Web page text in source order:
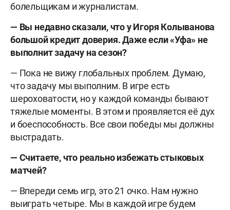
болельщикам и журналистам.
— Вы недавно сказали, что у Игоря Колыванова
большой кредит доверия. Даже если «Уфа» не
выполнит задачу на сезон?
— Пока не вижу глобальных проблем. Думаю,
что задачу мы выполним. В игре есть
шероховатости, но у каждой команды бывают
тяжелые моменты. В этом и проявляется её дух
и боеспособность. Все свои победы мы должны
выстрадать.
— Считаете, что реально избежать стыковых
матчей?
— Впереди семь игр, это 21 очко. Нам нужно
выиграть четыре. Мы в каждой игре будем